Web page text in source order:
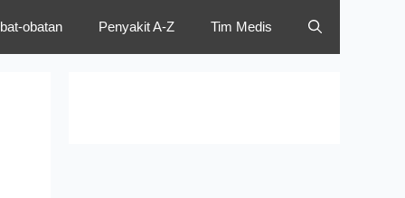
obatan Penyakit A-Z Tim Medis